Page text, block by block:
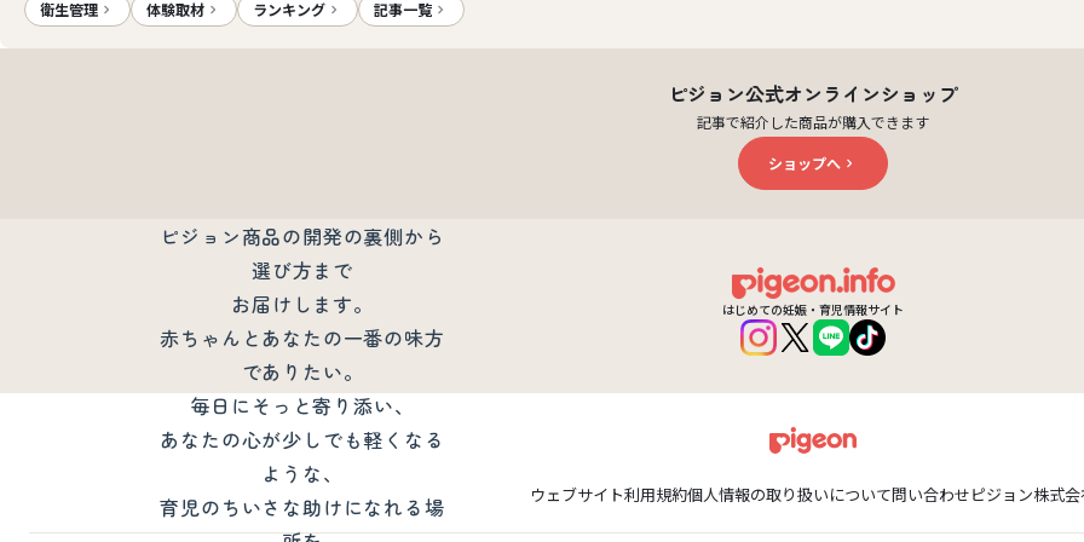
衛生管理 体験取材 ランキング 記事一覧
ピジョン公式オンラインショップ
記事で紹介した商品が購入できます
ショップへ
ピジョンベビーノートについて
ピジョン商品の開発の裏側から
選び方まで
お届けします。
赤ちゃんとあなたの一番の味方
でありたい。
毎日にそっと寄り添い、
あなたの心が少しでも軽くなる
ような、
育児のちいさな助けになれる場
はじめての妊娠・育児情報サイト
ウェブサイト利用規約個人情報の取り扱いについて問い合わせピジョン株式